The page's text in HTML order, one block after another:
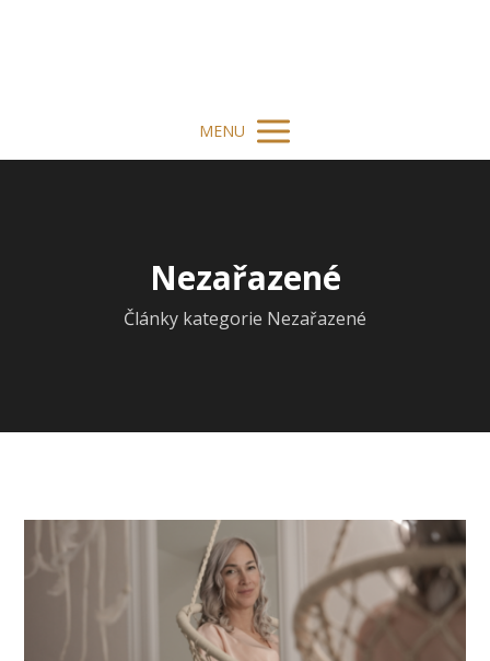
MENU
Nezařazené
Články kategorie Nezařazené